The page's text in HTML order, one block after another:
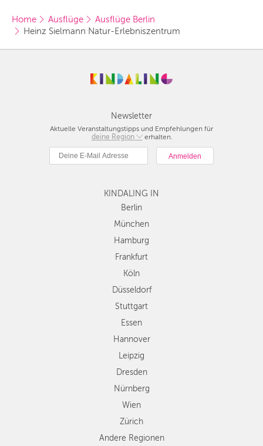
Home Ausflüge
Ausflüge Berlin
Heinz Sielmann Natur-Erlebniszentrum
Newsletter
Aktuelle Veranstaltungstipps und Empfehlungen für
deine Region
Berlin
Hamburg
Köln
Düsseldorf
Stuttgart
Essen
Dresden
Nürnberg
Wien
Zürich
Andere
Regionen
erhalten.
KINDALING IN
Berlin
München
Hamburg
Frankfurt
Köln
Düsseldorf
Stuttgart
Essen
Hannover
Leipzig
Dresden
Nürnberg
Wien
Zürich
Andere Regionen